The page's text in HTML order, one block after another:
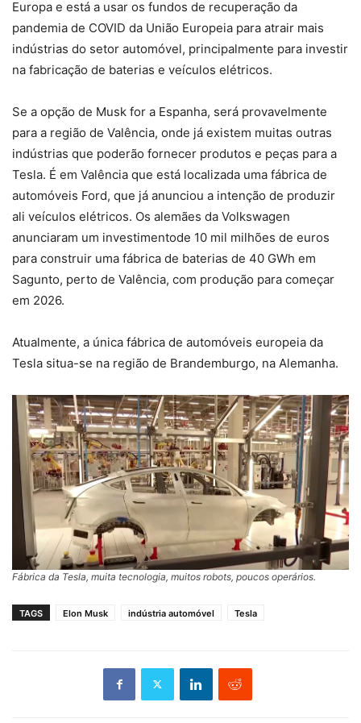
Europa e está a usar os fundos de recuperação da
pandemia de COVID da União Europeia para atrair mais
indústrias do setor automóvel, principalmente para investir
na fabricação de baterias e veículos elétricos.
Se a opção de Musk for a Espanha, será provavelmente
para a região de Valência, onde já existem muitas outras
indústrias que poderão fornecer produtos e peças para a
Tesla. É em Valência que está localizada uma fábrica de
automóveis Ford, que já anunciou a intenção de produzir
ali veículos elétricos. Os alemães da Volkswagen
anunciaram um investimentode 10 mil milhões de euros
para construir uma fábrica de baterias de 40 GWh em
Sagunto, perto de Valência, com produção para começar
em 2026.
Atualmente, a única fábrica de automóveis europeia da
Tesla situa-se na região de Brandemburgo, na Alemanha.
Fábrica da Tesla, muita tecnologia, muitos robots, poucos operários.
TAGS Elon Musk indústria automóvel Tesla